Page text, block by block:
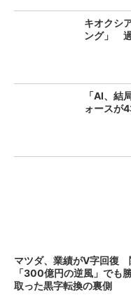
キオクシ
ング」
「AI、
ォースが
マツダ、業績がV字回復
「300億円の逆風」でも
取った黒字転換の裏側